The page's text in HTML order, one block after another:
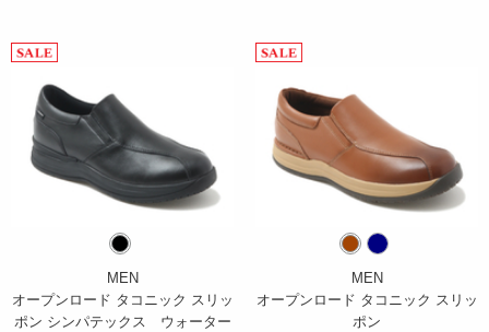
MEN
オープンロード タコニック スリッ
ポン シンパテックス ウォーター
MEN
オープンロード タコニック スリッ
ポン